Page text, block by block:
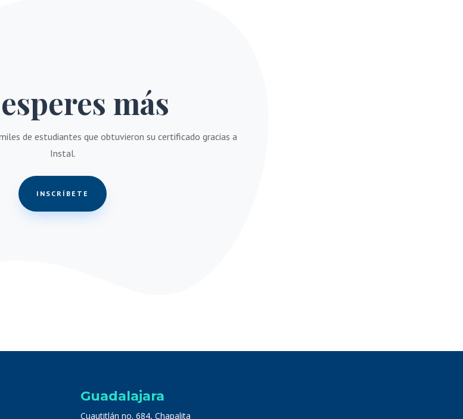
más
de estudiantes que obtuvieron su certificado gracias a
Instal.
INSCRÍBETE
Guadalajara
Cuautitlán no. 684, Chapalita